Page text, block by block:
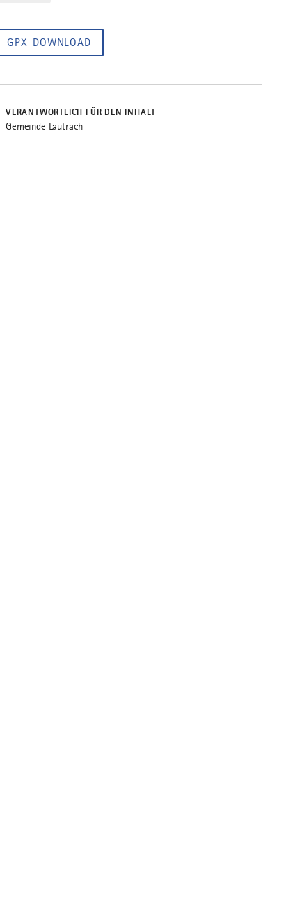
GPX-DOWNLOAD
VERANTWORTLICH FÜR DEN INHALT
Gemeinde Lautrach